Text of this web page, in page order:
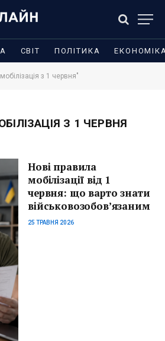
СВІТ ПОЛІТИКА
з 1 червня"
З 1 ЧЕРВНЯ
Нові правила
мобілізації від 1
червня: що варто знати
військовозобов’язаним
25 ТРАВНЯ 2026